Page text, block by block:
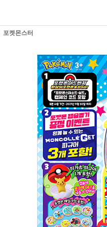
포켓몬스터